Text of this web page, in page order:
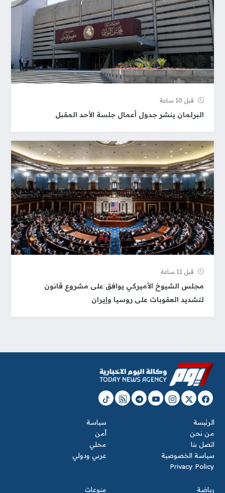
قبل 10 ساعة
البرلمان ينشر جدول أعمال جلسة الأحد المقبل
قبل 11 ساعة
مجلس الشيوخ الأميركي يوافق على مشروع قانون
لتشديد العقوبات على روسيا وإيران
الرئيسة
من نحن
اتصل بنا
سياسة الخصوصية
Privacy Policy
سياسة
أمن
محلي
عربي ودولي
رياضة منوعات